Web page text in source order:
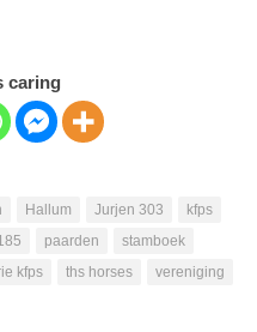
caring
Hallum Jurjen 303
kfps
paarden
stamboek
kfps ths horses
vereniging